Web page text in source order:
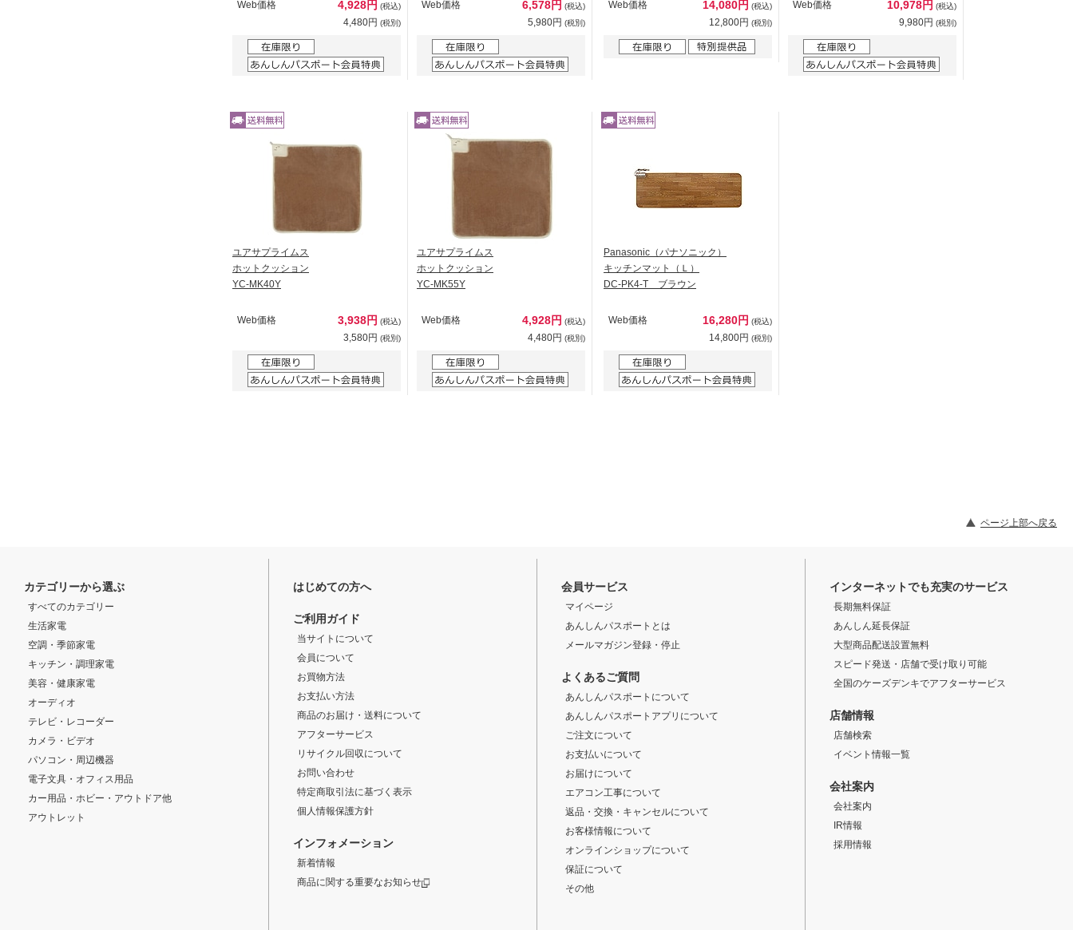
Web価格 4,928円 (税込)
4,480円 (税別)
Web価格 6,578円 (税込)
5,980円 (税別)
Web価格 14,080円 (税込)
12,800円 (税別)
Web価格 10,978円 (税込)
9,980円 (税別)
ユアサプライムス
ホットクッション
YC-MK40Y
Web価格 3,938円 (税込)
3,580円 (税別)
ユアサプライムス
ホットクッション
YC-MK55Y
Web価格 4,928円 (税込)
4,480円 (税別)
Panasonic（パナソニック）
キッチンマット（Ｌ）
DC-PK4-T ブラウン
Web価格 16,280円 (税込)
14,800円 (税別)
ページ上部へ戻る
カテゴリーから選ぶ
すべてのカテゴリー
生活家電
空調・季節家電
キッチン・調理家電
美容・健康家電
オーディオ
テレビ・レコーダー
カメラ・ビデオ
パソコン・周辺機器
電子文具・オフィス用品
カー用品・ホビー・アウトドア他
アウトレット
はじめての方へ
ご利用ガイド
当サイトについて
会員について
お買物方法
お支払い方法
商品のお届け・送料について
アフターサービス
リサイクル回収について
お問い合わせ
特定商取引法に基づく表示
個人情報保護方針
インフォメーション
新着情報
商品に関する重要なお知らせ
会員サービス
マイページ
あんしんパスポートとは
メールマガジン登録・停止
よくあるご質問
あんしんパスポートについて
あんしんパスポートアプリについて
ご注文について
お支払いについて
お届けについて
エアコン工事について
返品・交換・キャンセルについて
お客様情報について
オンラインショップについて
保証について
その他
インターネットでも充実のサービス
長期無料保証
あんしん延長保証
大型商品配送設置無料
スピード発送・店舗で受け取り可能
全国のケーズデンキでアフターサービス
店舗情報
店舗検索
イベント情報一覧
会社案内
会社案内
IR情報
採用情報